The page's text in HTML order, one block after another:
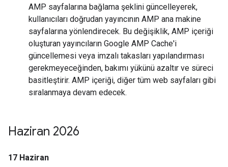
AMP sayfalarına bağlama şeklini güncelleyerek,
kullanıcıları doğrudan yayıncının AMP ana makine
sayfalarına yönlendirecek. Bu değişiklik, AMP içeriği
oluşturan yayıncıların Google AMP Cache'i
güncellemesi veya imzalı takasları yapılandırması
gerekmeyeceğinden, bakımı yükünü azaltır ve süreci
basitleştirir. AMP içeriği, diğer tüm web sayfaları gibi
sıralanmaya devam edecek.
Haziran 2026
17 Haziran